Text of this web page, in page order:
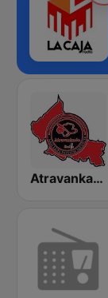
Atravankado Radio